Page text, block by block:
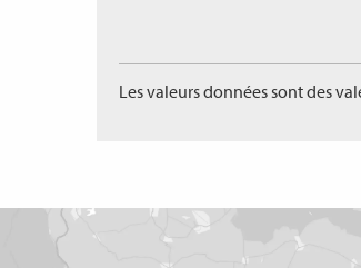
Les valeurs données sont des